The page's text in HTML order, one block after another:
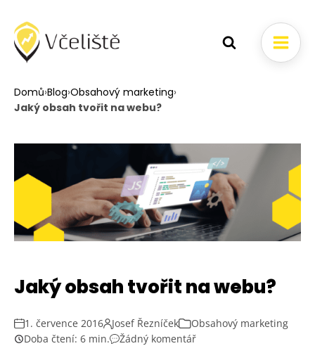
Domů›Blog›Obsahový marketing›
Jaký obsah tvořit na webu?
Jaký obsah tvořit na webu?
1. července 2016 Josef Řezníček
Obsahový marketing
Doba čtení: 6 min.
Žádný komentář